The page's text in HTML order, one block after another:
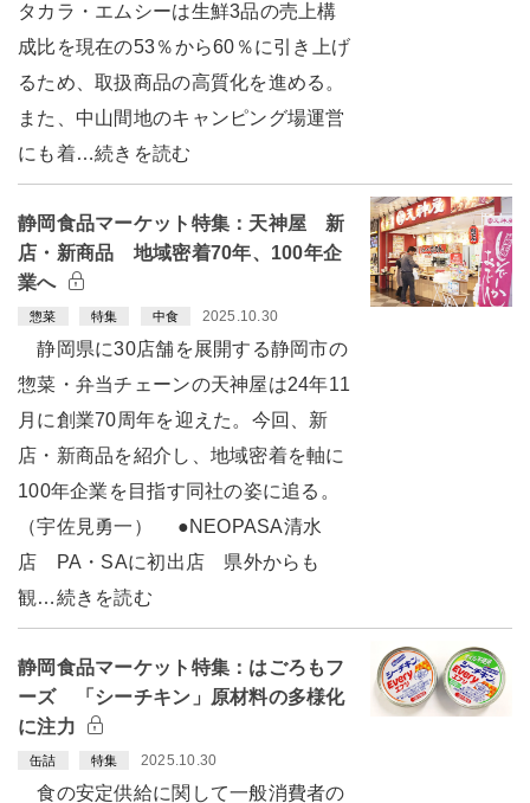
タカラ・エムシーは生鮮3品の売上構
成比を現在の53％から60％に引き上げ
るため、取扱商品の高質化を進める。
また、中山間地のキャンピング場運営
にも着…続きを読む
静岡食品マーケット特集：天神屋 新
店・新商品 地域密着70年、100年企
業へ
惣菜 特集 中食 2025.10.30
静岡県に30店舗を展開する静岡市の
惣菜・弁当チェーンの天神屋は24年11
月に創業70周年を迎えた。今回、新
店・新商品を紹介し、地域密着を軸に
100年企業を目指す同社の姿に追る。
（宇佐見勇一） ●NEOPASA清水
店 PA・SAに初出店 県外からも
観…続きを読む
静岡食品マーケット特集：はごろもフ
ーズ 「シーチキン」原材料の多様化
に注力
缶詰 特集 2025.10.30
食の安定供給に関して一般消費者の